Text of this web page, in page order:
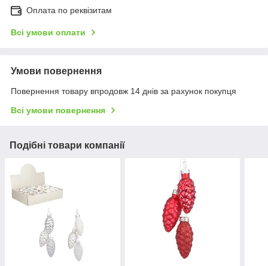
Оплата по реквізитам
Всі умови оплати
Умови повернення
Повернення товару впродовж 14 днів за рахунок покупця
Всі умови повернення
Подібні товари компанії